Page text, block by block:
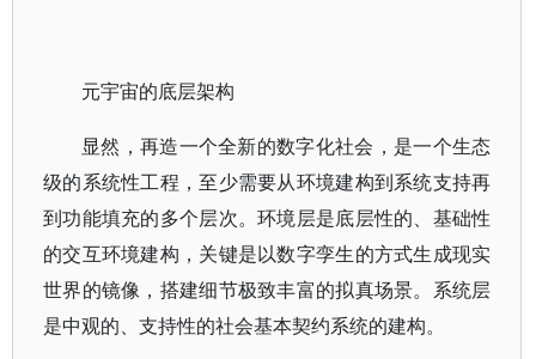
元宇宙的底层架构
显然，再造一个全新的数字化社会，是一个生态
级的系统性工程，至少需要从环境建构到系统支持再
到功能填充的多个层次。环境层是底层性的、基础性
的交互环境建构，关键是以数字孪生的方式生成现实
世界的镜像，搭建细节极致丰富的拟真场景。系统层
是中观的、支持性的社会基本契约系统的建构。